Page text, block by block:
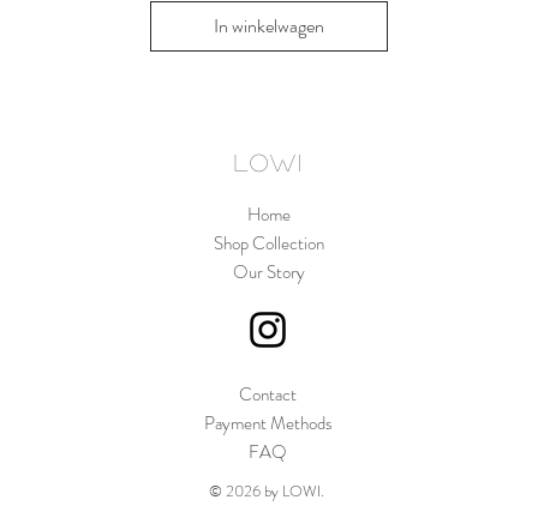
In winkelwagen
LOWI
Home
Shop Collection
Our Story
Contact
Payment Methods
FAQ
© 2026 by LOWI.